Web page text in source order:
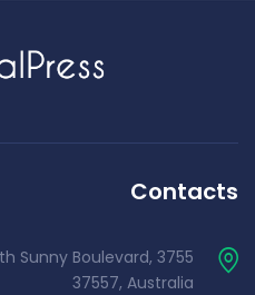
Contacts
Sunny Boulevard,
37557, Australia